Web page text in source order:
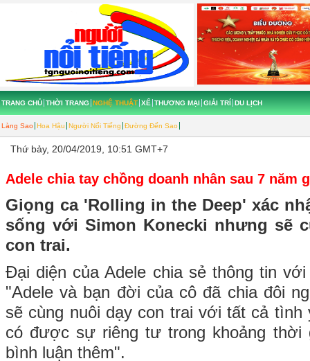
TRANG CHỦ THỜI TRANG NGHỆ THUẬT
Làng Sao Hoa Hậu Người Nổi Tiếng Đường Đến Sao
XẾ THƯƠNG MẠI GIẢI TRÍ DU LỊCH
Thứ bảy, 20/04/2019, 10:51 GMT+7
Adele chia tay chồng doanh nhân sau 7 năm
Giọng ca 'Rolling in the Deep' xác
sống với Simon Konecki nhưng sẽ
con trai.
Đại diện của Adele chia sẻ thông tin
"Adele và bạn đời của cô đã chia đôi
sẽ cùng nuôi dạy con trai với tất cả
có được sự riêng tư trong khoảng thời
bình luận thêm".